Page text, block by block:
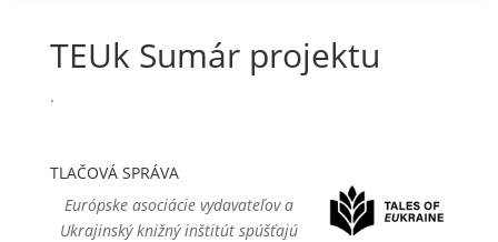
TEUk Sumár projektu
.
TLAČOVÁ SPRÁVA
Európske asociácie vydavateľov a
Ukrajinský knižný inštitút spúšťajú